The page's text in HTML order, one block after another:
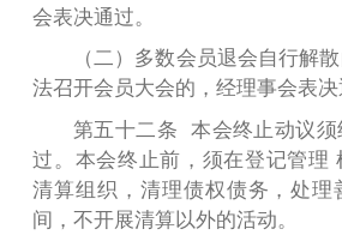
会表决通过。
（二）多数会员退会自行解
法召开会员大会的，经理事会表决
第五十二条 本会终止动议须
过。本会终止前，须在登记管理
清算组织，清理债权债务，处理
间，不开展清算以外的活动。